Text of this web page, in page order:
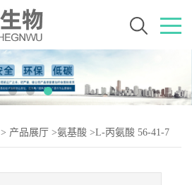
> 产品展厅 >氨基酸 >L-丙氨酸 56-41-7